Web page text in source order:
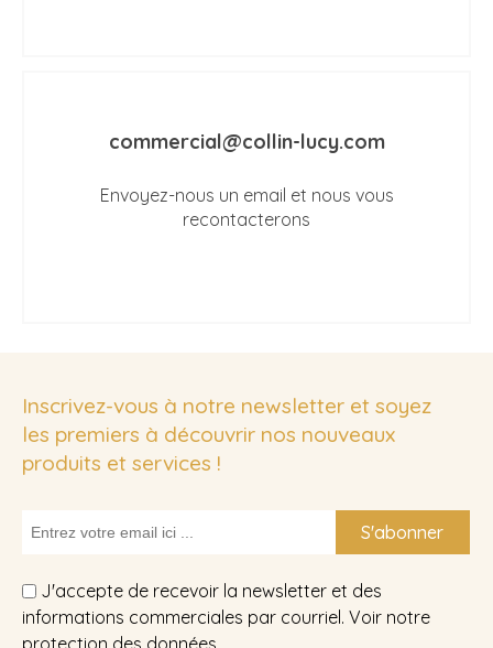
commercial@collin-lucy.com
Envoyez-nous un email et nous vous
recontacterons
Inscrivez-vous à notre newsletter et soyez
les premiers à découvrir nos nouveaux
produits et services !
S'abonner
J'accepte de recevoir la newsletter et des
informations commerciales par courriel. Voir notre